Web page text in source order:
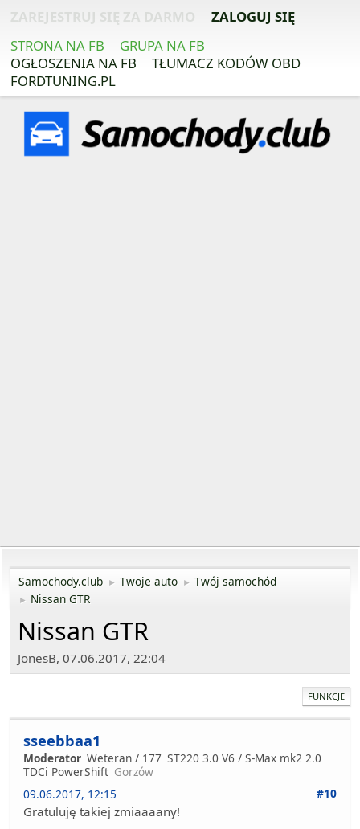
ZAREJESTRUJ SIĘ ZA DARMO
ZALOGUJ SIĘ
STRONA NA FB
GRUPA NA FB
OGŁOSZENIA NA FB
TŁUMACZ KODÓW OBD
FORDTUNING.PL
Samochody.club ► Twoje auto ► Twój samochód
► Nissan GTR
Nissan GTR
JonesB, 07.06.2017, 22:04
FUNKCJE
sseebbaa1
Moderator Weteran / 177 ST220 3.0 V6 / S-Max mk2 2.0
TDCi PowerShift Gorzów
09.06.2017, 12:15
#10
Gratuluję takiej zmiaaaany!